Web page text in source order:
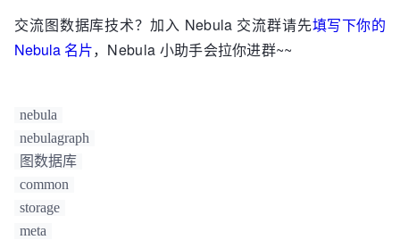
│       ├── time
│       ├── version
交流图数据库技术？加入 Nebula 交流群请先填写下你的
Nebula 名片，Nebula 小助手会拉你进群~~
nebula
nebulagraph
图数据库
common
storage
meta